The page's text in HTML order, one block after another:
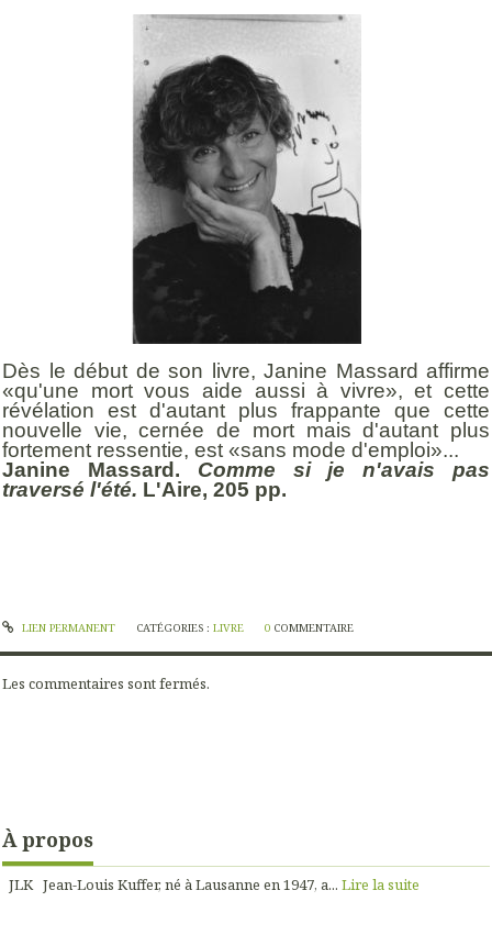
Dès le début de son livre, Janine Massard affirme
«qu'une mort vous aide aussi à vivre», et cette
révélation est d'autant plus frappante que cette
nouvelle vie, cernée de mort mais d'autant plus
fortement ressentie, est «sans mode d'emploi»...
Janine Massard. Comme si je n'avais pas
traversé l'été. L'Aire, 205 pp.
LIEN PERMANENT CATÉGORIES : LIVRE 0 COMMENTAIRE
Les commentaires sont fermés.
À propos
JLK Jean-Louis Kuffer, né à Lausanne en 1947, a... Lire la suite